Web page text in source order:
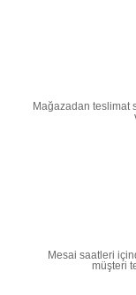
Mağazadan teslimat
Mesai saatleri
müşteri